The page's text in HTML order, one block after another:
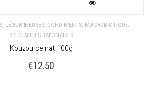
LÉGUMINEUSES, CONDIMENTS, MACROBIOTIQUE,
SPÉCIALITÉS JAPONAISES
Kouzou celnat 100g
€12.50